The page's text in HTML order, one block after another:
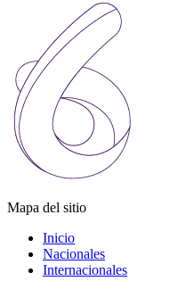
Mapa del sitio
Inicio
Nacionales
Internacionales